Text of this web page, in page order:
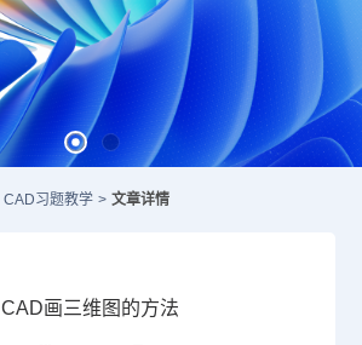
CAD习题教学 > 文章详情
CAD画三维图的方法